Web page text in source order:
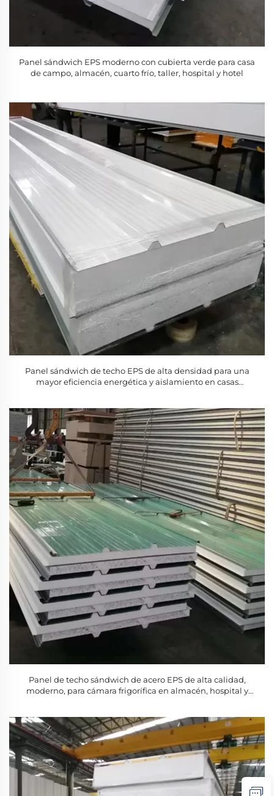
Panel sándwich EPS moderno con cubierta verde para casa
de campo, almacén, cuarto frío, taller, hospital y hotel
Panel sándwich de techo EPS de alta densidad para una
mayor eficiencia energética y aislamiento en casas
Panel de techo sándwich de acero EPS de alta calidad,
moderno, para cámara frigorífica en almacén, hospital y